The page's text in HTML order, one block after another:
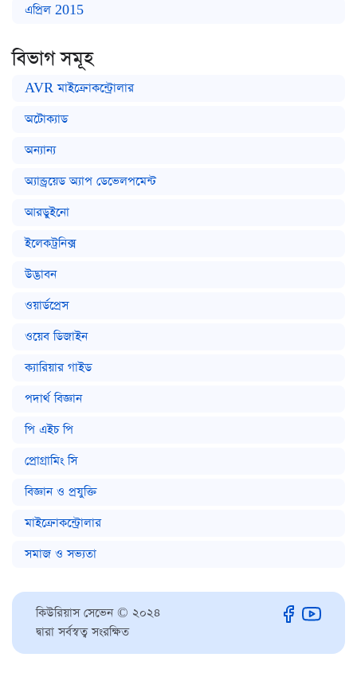
এপ্রিল 2015
বিভাগ সমূহ
AVR মাইক্রোকন্ট্রোলার
অটোক্যাড
অন্যান্য
অ্যান্ড্রয়েড অ্যাপ ডেভেলপমেন্ট
আরডুইনো
ইলেকট্রনিক্স
উদ্ভাবন
ওয়ার্ডপ্রেস
ওয়েব ডিজাইন
ক্যারিয়ার গাইড
পদার্থ বিজ্ঞান
পি এইচ পি
প্রোগ্রামিং সি
বিজ্ঞান ও প্রযুক্তি
মাইক্রোকন্ট্রোলার
সমাজ ও সভ্যতা
কিউরিয়াস সেভেন © ২০২৪
দ্বারা সর্বস্বত্ব সংরক্ষিত